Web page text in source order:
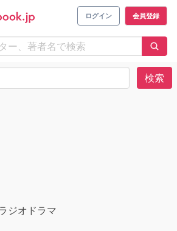
ログイン 会員登録
検索
ジオドラマ